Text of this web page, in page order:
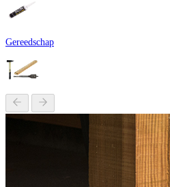
Gereedschap